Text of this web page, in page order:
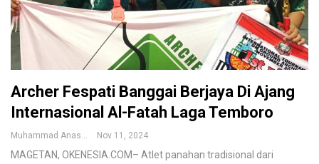
Archer Fespati Banggai Berjaya Di Ajang
Internasional Al-Fatah Laga Temboro
Muhammad Anas Nov 11, 2024
MAGETAN, OKENESIA.COM– Atlet panahan tradisional dari